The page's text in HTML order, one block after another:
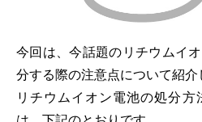
今回は、今話題のリチウムイ
分する際の注意点について紹介
リチウムイオン電池の処分